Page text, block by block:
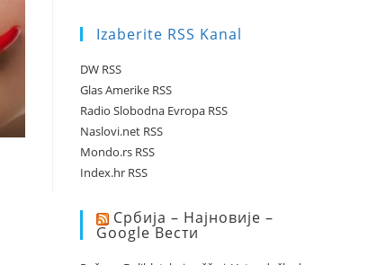
Izaberite RSS Kanal
DW RSS
Glas Amerike RSS
Radio Slobodna Evropa RSS
Naslovi.net RSS
Mondo.rs RSS
Index.hr RSS
Србија – Најновије –
Google Вести